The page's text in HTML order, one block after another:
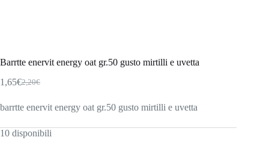
Barrtte enervit energy oat gr.50 gusto mirtilli e uvetta
2,20€
Il
originale
2,20€.
1,65€Il
attuale
1,65€.
barrtte enervit energy oat gr.50 gusto mirtilli e uvetta
10 disponibili